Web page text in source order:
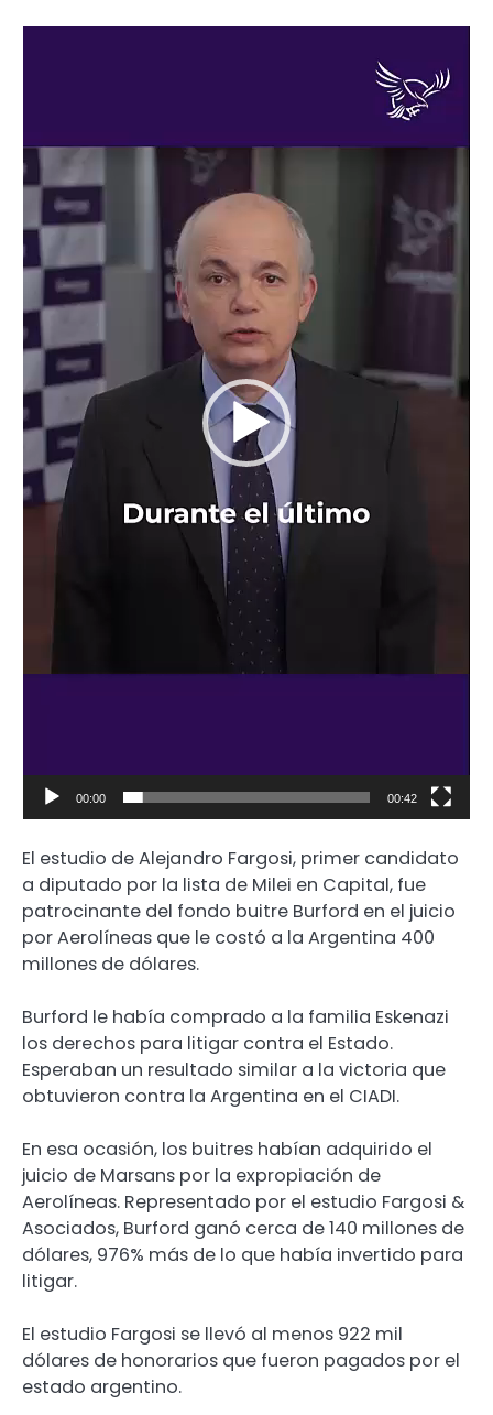
00:00 00:42
El estudio de Alejandro Fargosi, primer candidato
a diputado por la lista de Milei en Capital, fue
patrocinante del fondo buitre Burford en el juicio
por Aerolíneas que le costó a la Argentina 400
millones de dólares.
Burford le había comprado a la familia Eskenazi
los derechos para litigar contra el Estado.
Esperaban un resultado similar a la victoria que
obtuvieron contra la Argentina en el CIADI.
En esa ocasión, los buitres habían adquirido el
juicio de Marsans por la expropiación de
Aerolíneas. Representado por el estudio Fargosi &
Asociados, Burford ganó cerca de 140 millones de
dólares, 976% más de lo que había invertido para
litigar.
El estudio Fargosi se llevó al menos 922 mil
dólares de honorarios que fueron pagados por el
estado argentino.